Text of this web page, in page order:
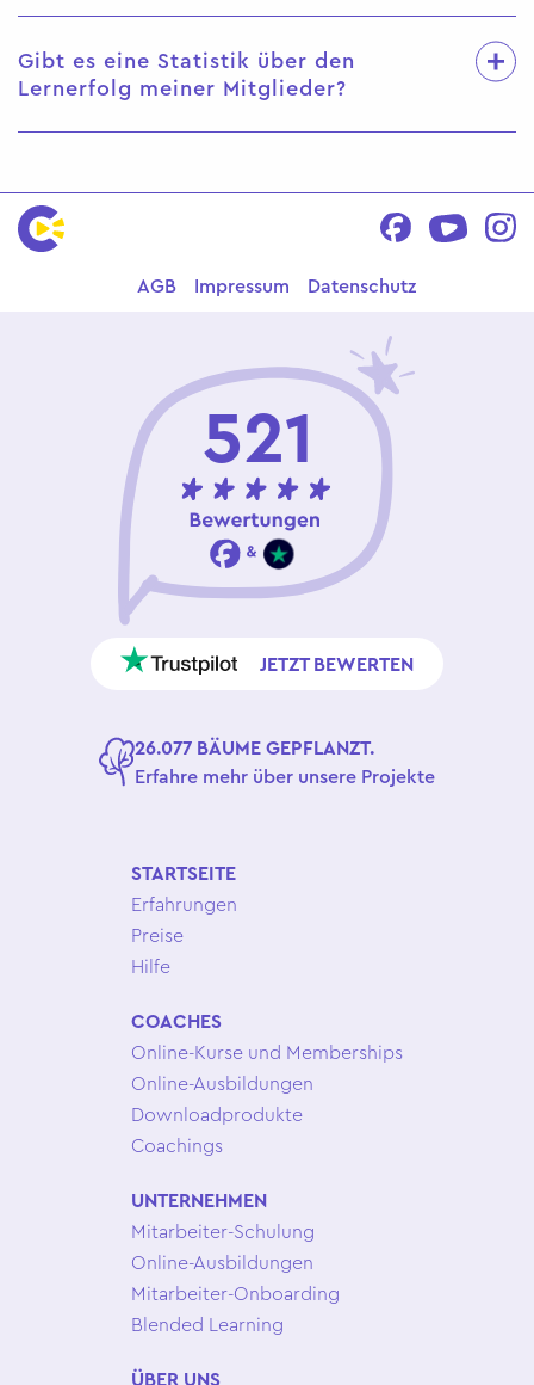
Gibt es eine Statistik über den
Lernerfolg meiner Mitglieder?
AGB Impressum Datenschutz
521
JETZT BEWERTEN
26.077 BÄUME GEPFLANZT.
Erfahre mehr über unsere Projekte
STARTSEITE
Erfahrungen
Preise
Hilfe
COACHES
Online-Kurse und Memberships
Online-Ausbildungen
Downloadprodukte
Coachings
UNTERNEHMEN
Mitarbeiter-Schulung
Online-Ausbildungen
Mitarbeiter-Onboarding
Blended Learning
ÜBER UNS